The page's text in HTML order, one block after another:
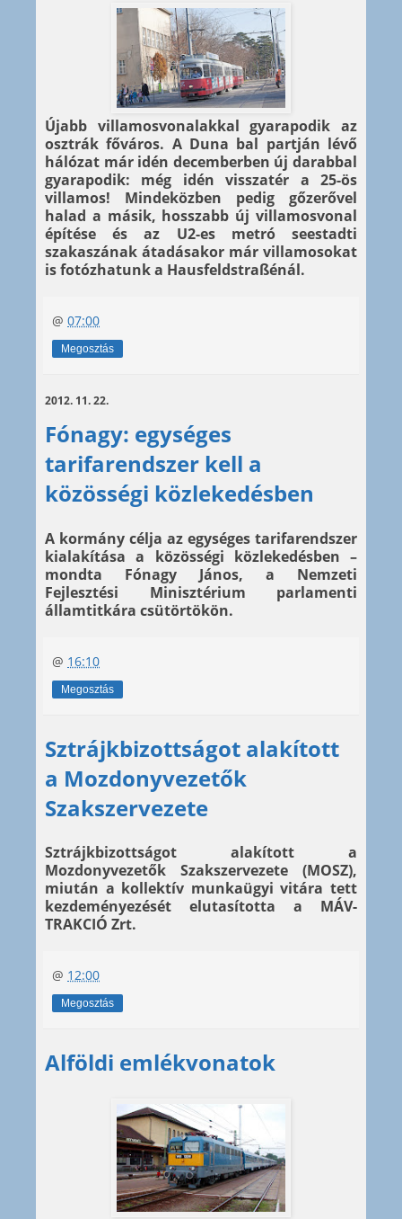
Újabb villamosvonalakkal gyarapodik az
osztrák főváros. A Duna bal partján lévő
hálózat már idén decemberben új darabbal
gyarapodik: még idén visszatér a 25-ös
villamos! Mindeközben pedig gőzerővel
halad a másik, hosszabb új villamosvonal
építése és az U2-es metró seestadti
szakaszának átadásakor már villamosokat
is fotózhatunk a Hausfeldstraßénál.
@ 07:00
Megosztás
2012. 11. 22.
Fónagy: egységes
tarifarendszer kell a
közösségi közlekedésben
A kormány célja az egységes tarifarendszer
kialakítása a közösségi közlekedésben –
mondta Fónagy János, a Nemzeti
Fejlesztési Minisztérium parlamenti
államtitkára csütörtökön.
@ 16:10
Megosztás
Sztrájkbizottságot alakított
a Mozdonyvezetők
Szakszervezete
Sztrájkbizottságot alakított a
Mozdonyvezetők Szakszervezete (MOSZ),
miután a kollektív munkaügyi vitára tett
kezdeményezését elutasította a MÁV-
TRAKCIÓ Zrt.
@ 12:00
Megosztás
Alföldi emlékvonatok